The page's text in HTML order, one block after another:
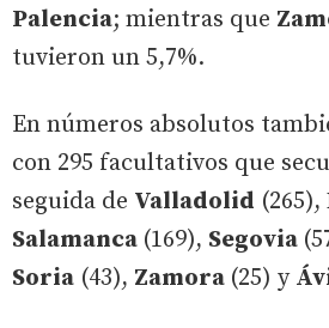
Palencia; mientras que
tuvieron un 5,7%.
En números absolutos
con 295 facultativos que
seguida de Valladolid (265),
Salamanca (169), Segovia
Soria (43), Zamora (25) y